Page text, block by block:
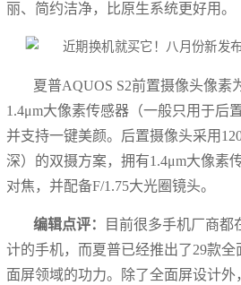
丽、简约洁净，比原生系统更好用。
夏普AQUOS S2前置摄像头像素
1.4μm大像素传感器（一般只用于后
并支持一键美颜。后置摄像头采用
深）的双摄方案，拥有1.4μm大像素
对焦，并配备F/1.75大光圈镜头。
编辑点评：
目前很多手机厂商都
计的手机，而夏普已经推出了29款
面屏领域的功力。除了全面屏设计外